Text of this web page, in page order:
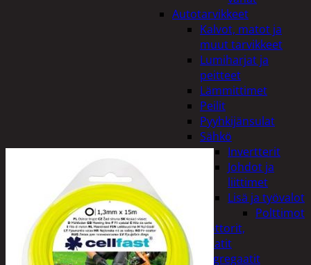
Autotarvikkeet
Kalvot, matot ja
muut tarvikkeet
Lumiharjat ja
peitteet
Lämmittimet
Peilit
Pyyhkijänsulat
Sähkö
Invertterit
Johdot ja
liittimet
Lisä ja työvalot
Polttimot
Irtomoottorit,
aggregaatit
Aggregaatit